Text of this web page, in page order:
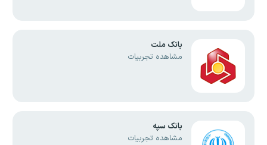
بانک ملت
مشاهده تجربیات
بانک سپه
مشاهده تجربیات